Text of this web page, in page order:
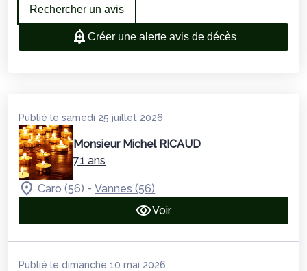
Rechercher un avis
Créer une alerte avis de décès
Publié le samedi 25 juillet 2026
Monsieur Michel RICAUD
71 ans
Caro (56) -Vannes (56)
Voir
Publié le dimanche 10 mai 2026